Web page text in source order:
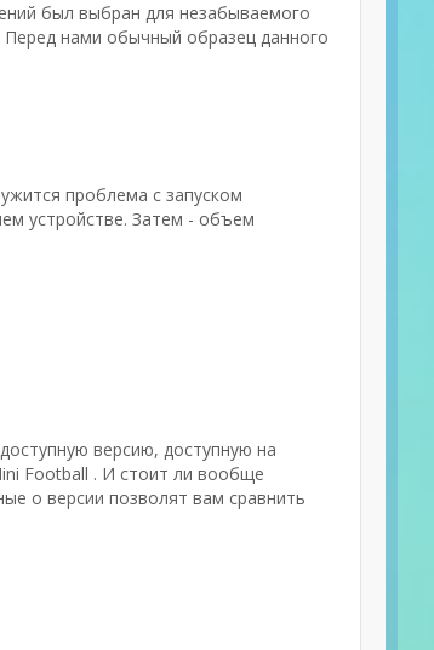
был выбран для незабываемого
Перед нами обычный образец данного
проблема с запуском
устройстве. Затем - объем
версию, доступную на
Football . И стоит ли вообще
о версии позволят вам сравнить